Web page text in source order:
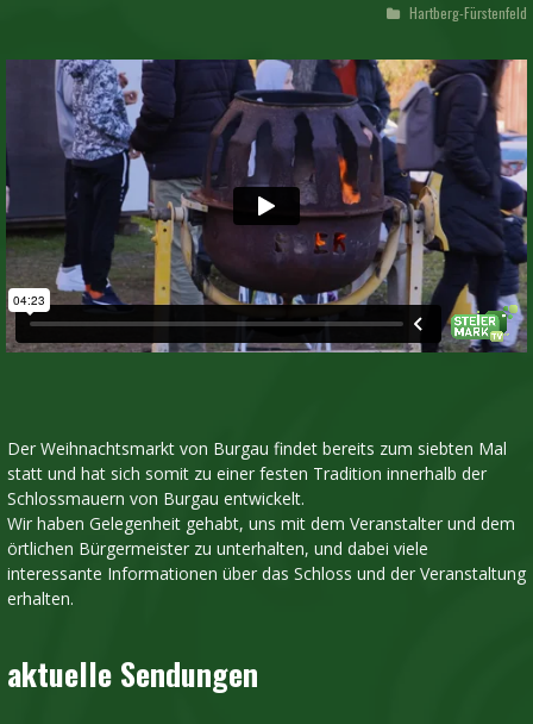
Hartberg-Fürstenfeld
Der Weihnachtsmarkt von Burgau findet bereits zum siebten Mal
statt und hat sich somit zu einer festen Tradition innerhalb der
Schlossmauern von Burgau entwickelt.
Wir haben Gelegenheit gehabt, uns mit dem Veranstalter und dem
örtlichen Bürgermeister zu unterhalten, und dabei viele
interessante Informationen über das Schloss und der Veranstaltung
erhalten.
aktuelle Sendungen